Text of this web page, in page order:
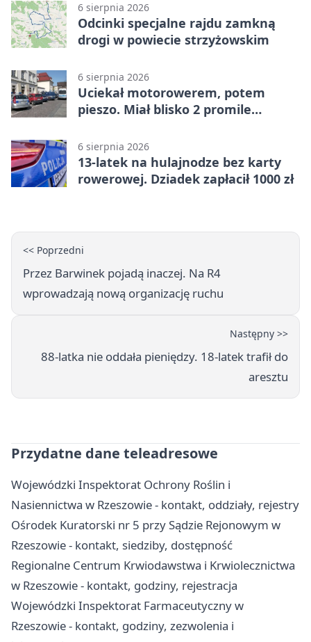
6 sierpnia 2026
Odcinki specjalne rajdu zamkną
drogi w powiecie strzyżowskim
6 sierpnia 2026
Uciekał motorowerem, potem
pieszo. Miał blisko 2 promile
6 sierpnia 2026
13-latek na hulajnodze bez karty
rowerowej. Dziadek zapłacił 1000 zł
<< Poprzedni
Przez Barwinek pojadą inaczej. Na R4
wprowadzają nową organizację ruchu
Następny >>
88-latka nie oddała pieniędzy. 18-latek trafił do
aresztu
Przydatne dane teleadresowe
Wojewódzki Inspektorat Ochrony Roślin i
Nasiennictwa w Rzeszowie - kontakt, oddziały, rejestry
Ośrodek Kuratorski nr 5 przy Sądzie Rejonowym w
Rzeszowie - kontakt, siedziby, dostępność
Regionalne Centrum Krwiodawstwa i Krwiolecznictwa
w Rzeszowie - kontakt, godziny, rejestracja
Wojewódzki Inspektorat Farmaceutyczny w
Rzeszowie - kontakt, godziny, zezwolenia i